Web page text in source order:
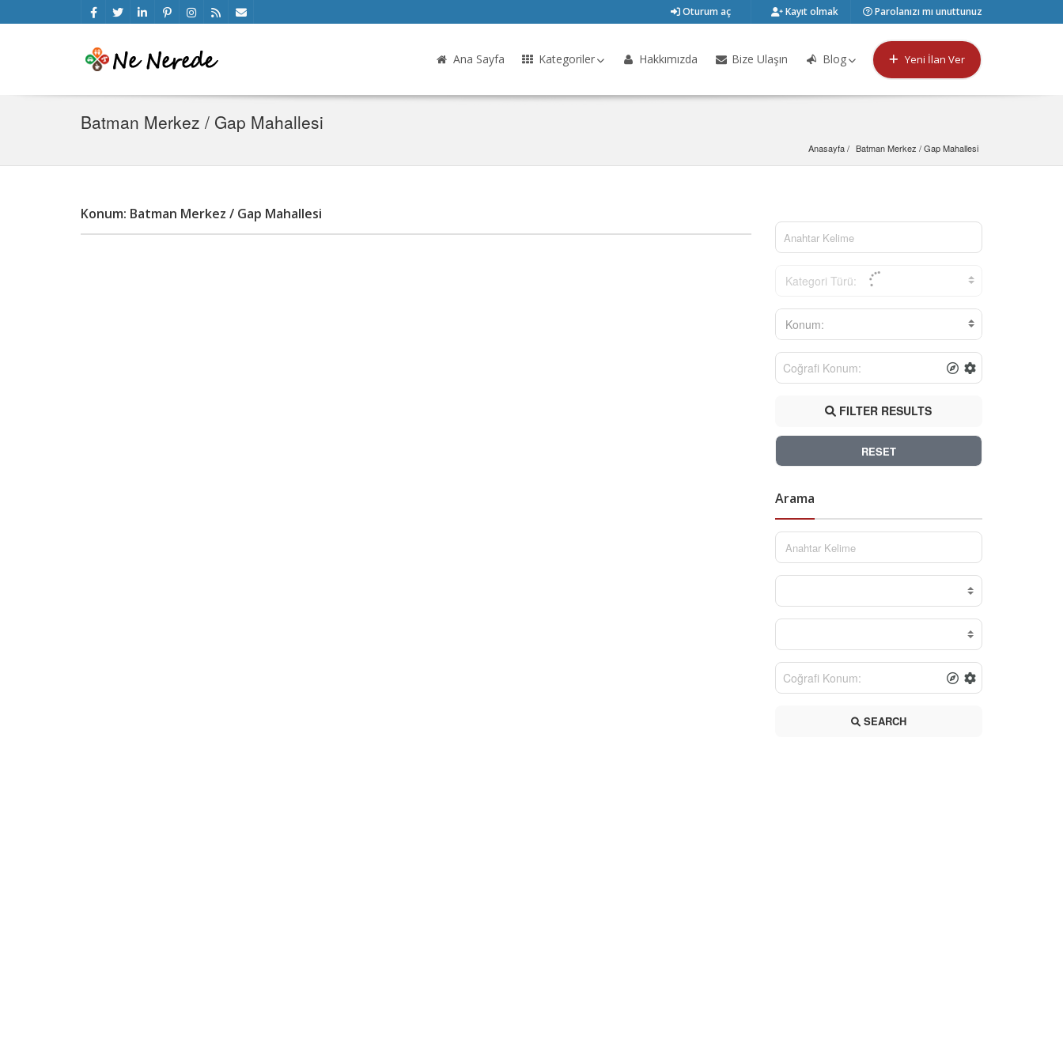
Oturum aç Kayıt olmak Parolanızı mı unuttunuz
Ana Sayfa Kategoriler Hakkımızda Bize Ulaşın Blog Yeni İlan Ver
Batman Merkez / Gap Mahallesi
Anasayfa Batman Merkez / Gap Mahallesi
Konum: Batman Merkez / Gap Mahallesi
Kategori Türü:
Konum:
FILTER RESULTS
RESET
Arama
SEARCH